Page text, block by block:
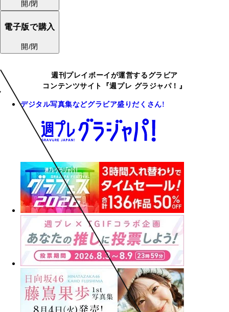
開/閉
電子版で購入
開/閉
週刊プレイボーイが運営するグラビア
コンテンツサイト『週プレ グラジャパ！』
デジタル写真集などグラビア盛りだくさん!